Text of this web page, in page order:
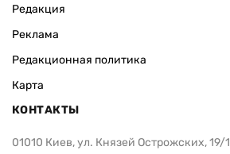
Редакция
Реклама
Редакционная политика
Карта
КОНТАКТЫ
01010 Киев, ул. Князей Острожских, 19/1